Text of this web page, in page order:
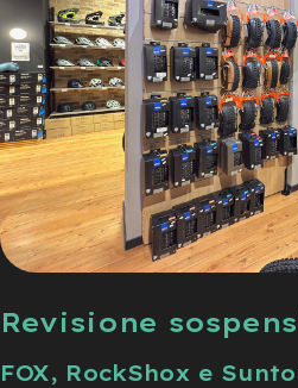
Revisione
FOX, RockShox e